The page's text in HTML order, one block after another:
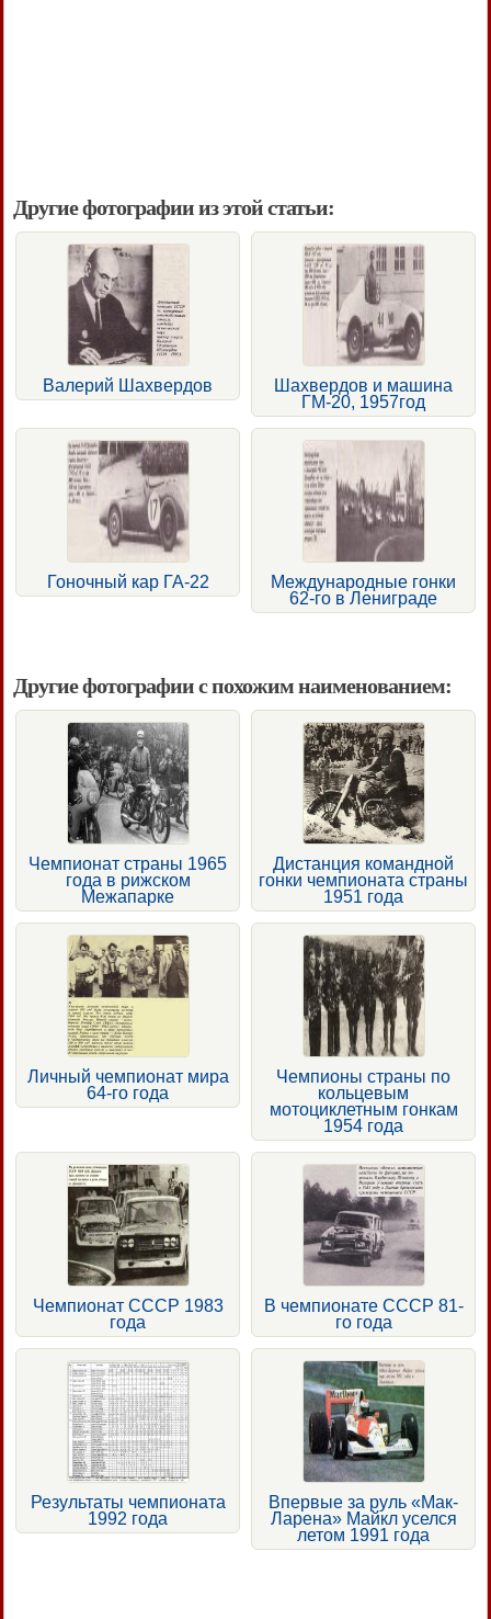
Другие фотографии из этой статьи:
Валерий Шахвердов
Шахвердов и машина
ГМ-20, 1957год
Гоночный кар ГА-22
Международные гонки
62-го в Лениграде
Другие фотографии с похожим наименованием:
Чемпионат страны 1965
года в рижском
Межапарке
Дистанция командной
гонки чемпионата страны
1951 года
Личный чемпионат мира
64-го года
Чемпионы страны по
кольцевым
мотоциклетным гонкам
1954 года
Чемпионат СССР 1983
года
В чемпионате СССР 81-
го года
Результаты чемпионата
1992 года
Впервые за руль «Мак-
Ларена» Майкл уселся
летом 1991 года